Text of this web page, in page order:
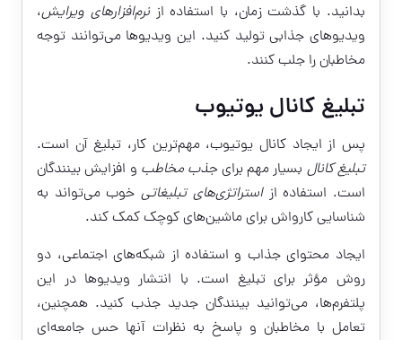
بدانید. با گذشت زمان، با استفاده ازنرم‌افزارهای ویرایش،
ویدیوهای جذابی تولید کنید. این ویدیوها می‌توانند توجه
مخاطبان را جلب کنند.
تبلیغ کانال یوتیوب
پس از ایجاد کانال یوتیوب، مهم‌ترین کار، تبلیغ آن است.
تبلیغ کانال بسیار مهم برای جذب مخاطب و افزایش بینندگان
است. استفاده ازاستراتژی‌های تبلیغاتیخوب می‌تواند به
شناسایی کارواش برای ماشین‌های کوچک کمک کند.
ایجاد محتوای جذاب و استفاده از شبکه‌های اجتماعی، دو
روش مؤثر برای تبلیغ است. با انتشار ویدیوها در این
پلتفرم‌ها، می‌توانید بینندگان جدید جذب کنید. همچنین،
تعامل با مخاطبان و پاسخ به نظرات آنها حس جامعه‌ای